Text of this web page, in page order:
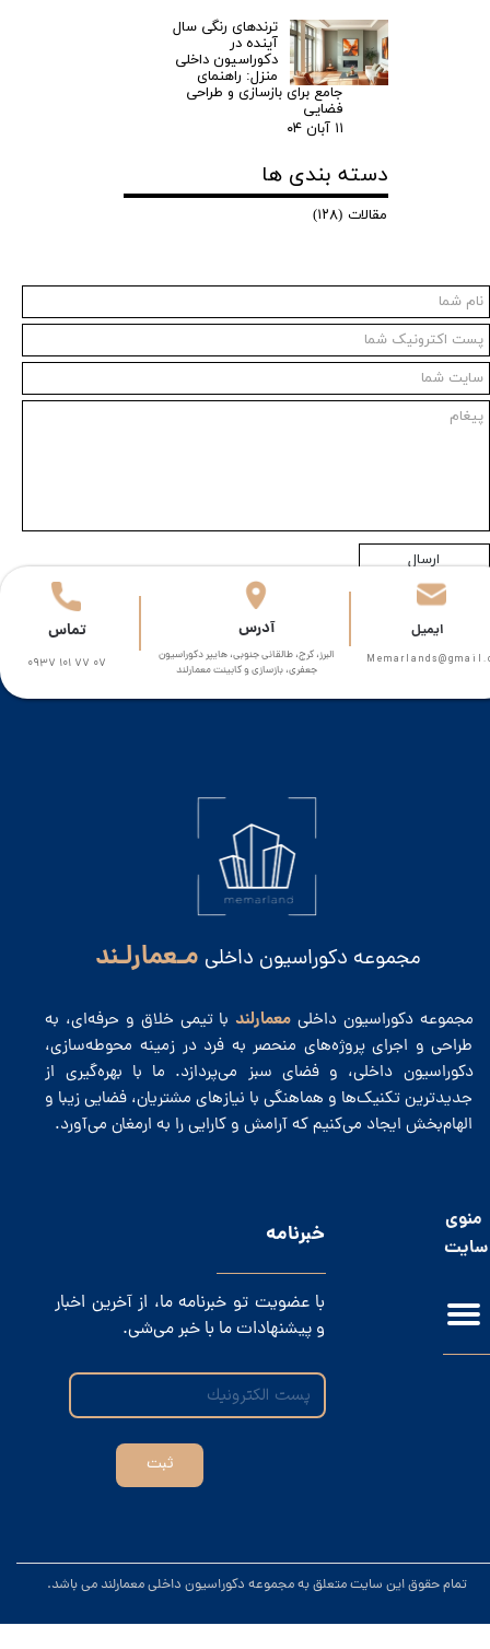
ارسال
ترندهای رنگی سال
آینده در
دکوراسیون داخلی
منزل: راهنمای
جامع برای بازسازی و طراحی
فضایی
۱۱ آبان ۰۴
دسته بندی ها
مقالات (۱۲۸)
.تمام حقوق این سایت متعلق به مجموعه دکوراسیون داخلی معمارلند می باشد
مجموعه دکوراسیون داخلی مـعمارلـند
مجموعه دکوراسیون داخلی معمارلندبا تیمی خلاق و حرفه‌ای، به
طراحی و اجرای پروژه‌های منحصر به فرد در زمینه محوطه‌سازی،
دکوراسیون داخلی، و فضای سبز می‌پردازد. ما با بهره‌گیری از
جدیدترین تکنیک‌ها و هماهنگی با نیازهای مشتریان، فضایی زیبا و
الهام‌بخش ایجاد می‌کنیم که آرامش و کارایی را به ارمغان می‌آورد.
البرز، کرج، طالقانی جنوبی، هایپر دکوراسیون
جعفری، بازسازی و کابینت معمارلند
0937 101 77 07
​آدرس ​​ایمیل تماس
منوی
سایت
​خبرنامه
با عضویت تو خبرنامه ما، از آخرین اخبار
و پیشنهادات ما با خبر می‌شی.
ثبت